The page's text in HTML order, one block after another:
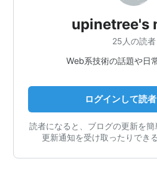
upinetree's
25人の読者
Web系技術の話題や日
ログインして読
読者になると、ブログの更新を簡
更新通知を受け取ったりでき